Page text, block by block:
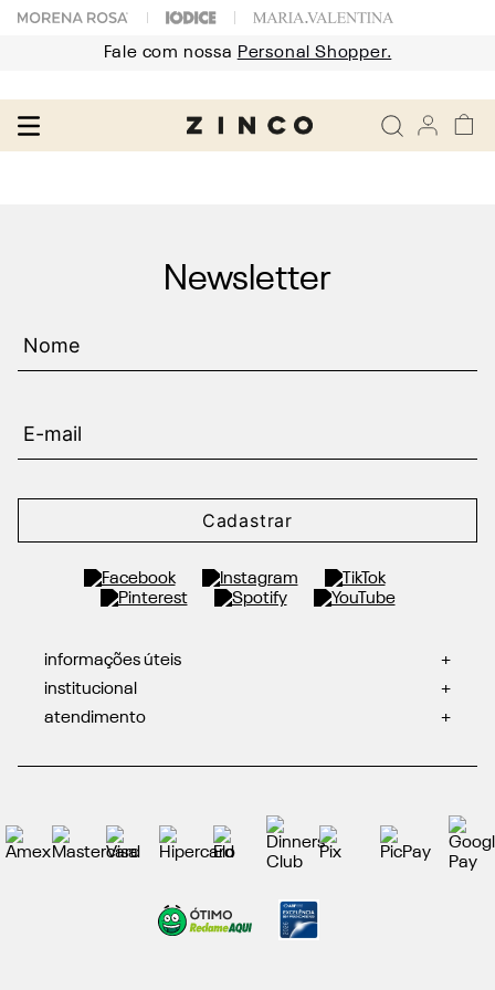
Fale com nossa Personal Shopper.
Newsletter
Cadastrar
informações úteis
+
institucional
+
atendimento
+